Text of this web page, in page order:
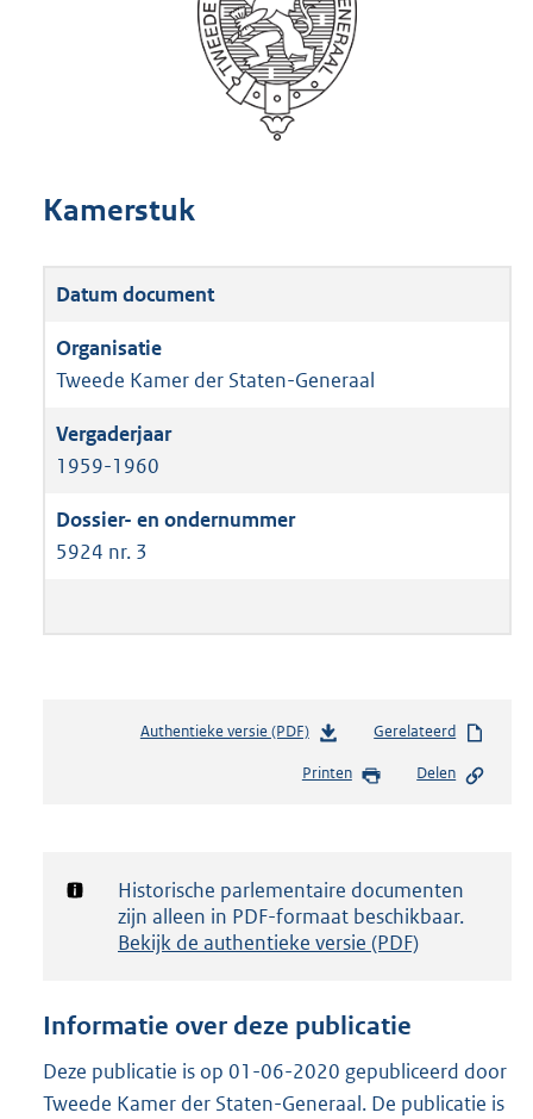
Kamerstuk
Tweede Kamer der Staten-Generaal
1959-1960
5924 nr. 3
Authentieke versie (PDF)b
s
d
r
t
e
:
Gerelateerd
Printen Delen
Notificatie:
Historische parlementaire documenten
zijn alleen in PDF-formaat beschikbaar.
Bekijk de authentieke versie (PDF)
Informatie over deze publicatie
Deze publicatie is op 01-06-2020 gepubliceerd door
Tweede Kamer der Staten-Generaal. De publicatie is